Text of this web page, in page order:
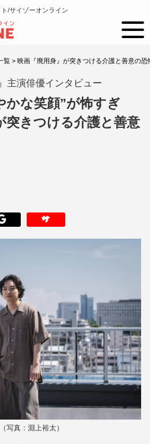
/サイゾーオンライン
覧 > 映画『廃用身』が突きつける介護と善意の恐
主演俳優インタビュー
かな笑顔”が怖すぎ
突きつける介護と善意
写真：淵上裕太）